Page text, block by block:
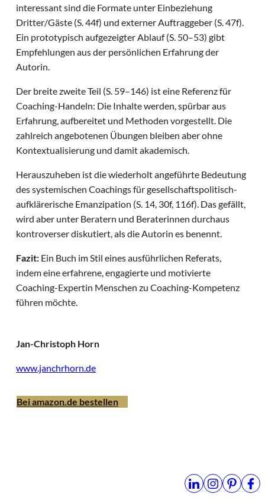
interessant sind die Formate unter Einbeziehung
Dritter/Gäste (S. 44f) und externer Auftraggeber (S. 47f).
Ein prototypisch aufgezeigter Ablauf (S. 50–53) gibt
Empfehlungen aus der persönlichen Erfahrung der
Autorin.
Der breite zweite Teil (S. 59–146) ist eine Referenz für
Coaching-Handeln: Die Inhalte werden, spürbar aus
Erfahrung, aufbereitet und Methoden vorgestellt. Die
zahlreich angebotenen Übungen bleiben aber ohne
Kontextualisierung und damit akademisch.
Herauszuheben ist die wiederholt angeführte Bedeutung
des systemischen Coachings für gesellschaftspolitisch-
aufklärerische Emanzipation (S. 14, 30f, 116f). Das gefällt,
wird aber unter Beratern und Beraterinnen durchaus
kontroverser diskutiert, als die Autorin es benennt.
Fazit: Ein Buch im Stil eines ausführlichen Referats,
indem eine erfahrene, engagierte und motivierte
Coaching-Expertin Menschen zu Coaching-Kompetenz
führen möchte.
Jan-Christoph Horn
www.janchrhorn.de
Bei amazon.de bestellen